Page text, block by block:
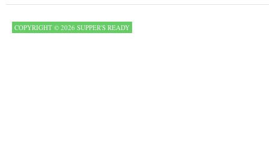
COPYRIGHT © 2026 SUPPER'S READY